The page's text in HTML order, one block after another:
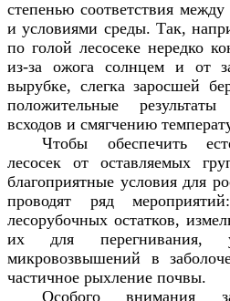
степенью соответствия
и условиями среды. Так,
по голой лесосеке нередко
из-за ожога солнцем и от
вырубке, слегка заросшей
положительные
всходов и смягчению
Чтобы обеспечить
лесосек от оставляемых
благоприятные условия для
проводят ряд
лесорубочных остатков,
их для перегнивания,
микровозвышений в
частичное рыхление почвы.
Особого внимания